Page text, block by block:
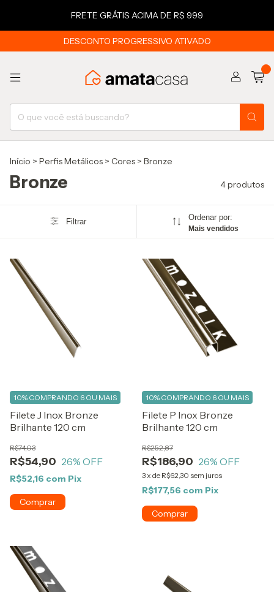
FRETE GRÁTIS ACIMA DE R$ 999
DESCONTO PROGRESSIVO ATIVADO
Início > Perfis Metálicos > Cores > Bronze
Bronze 4 produtos
Filtrar Ordenar por:
Mais vendidos
Filete J Inox Bronze
Brilhante 120 cm
R$54,90
R$74,03
26% OFF
10% COMPRANDO 6 OU MAIS
R$52,16 com Pix
Filete P Inox Bronze
Brilhante 120 cm
R$186,90
R$252,87
26% OFF
3 x de R$62,30 sem juros
10% COMPRANDO 6 OU MAIS
R$177,56 com Pix